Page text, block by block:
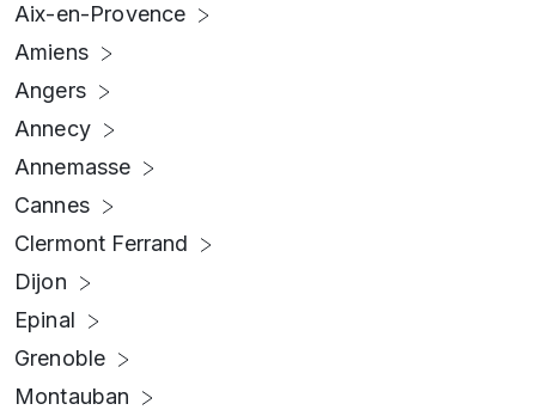
Aix-en-Provence
Amiens
Angers
Annecy
Annemasse
Cannes
Clermont Ferrand
Dijon
Epinal
Grenoble
Montauban